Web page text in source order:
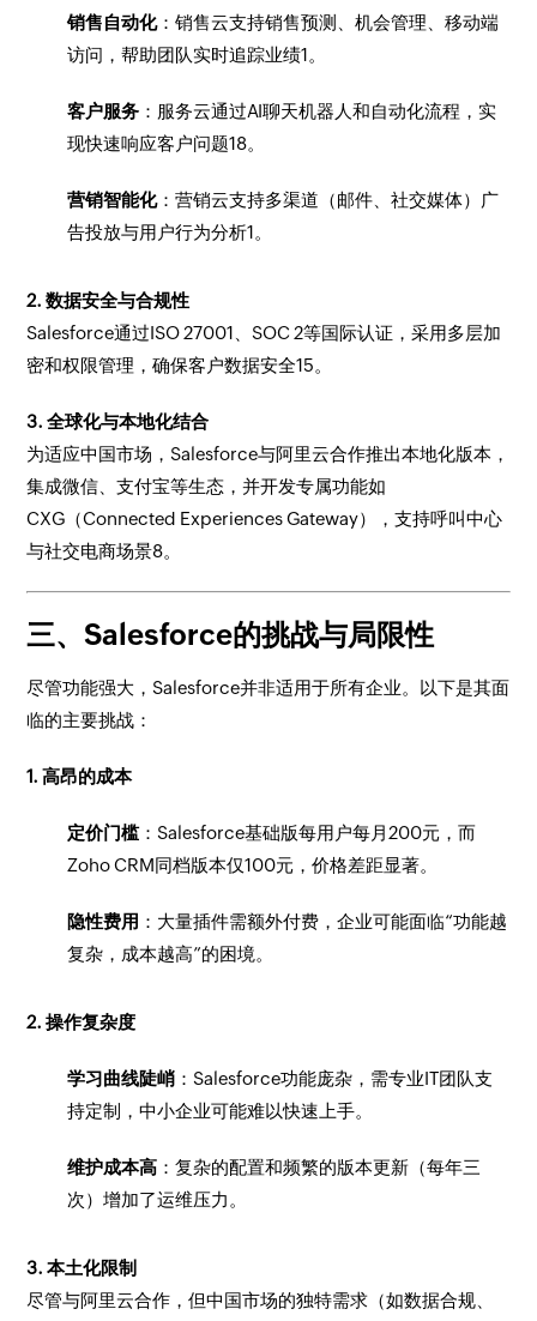
销售自动化：销售云支持销售预测、机会管理、移动端
访问，帮助团队实时追踪业绩1。
客户服务 ：服务云通过AI聊天机器人和自动化流程，实
现快速响应客户问题18。
营销智能化：营销云支持多渠道（邮件、社交媒体）广
告投放与用户行为分析1。
2. 数据安全与合规性
Salesforce通过ISO 27001、SOC 2等国际认证，采用多层加
密和权限管理，确保客户数据安全15。
3. 全球化与本地化结合
为适应中国市场，Salesforce与阿里云合作推出本地化版本，
集成微信、支付宝等生态，并开发专属功能如
CXG（Connected Experiences Gateway），支持呼叫中心
与社交电商场景8。
三、Salesforce的挑战与局限性
尽管功能强大，Salesforce并非适用于所有企业。以下是其面
临的主要挑战：
1. 高昂的成本
定价门槛：Salesforce基础版每用户每月200元，而
Zoho CRM同档版本仅100元，价格差距显著。
隐性费用 ：大量插件需额外付费，企业可能面临“功能越
复杂，成本越高”的困境。
2. 操作复杂度
学习曲线陡峭 ：Salesforce功能庞杂，需专业IT团队支
持定制，中小企业可能难以快速上手。
维护成本高 ：复杂的配置和频繁的版本更新（每年三
次）增加了运维压力。
3. 本土化限制
尽管与阿里云合作，但中国市场的独特需求（如数据合规、